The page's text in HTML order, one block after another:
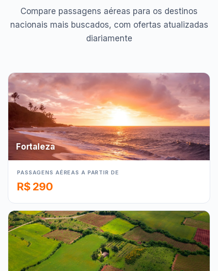
Compare passagens aéreas para os destinos
nacionais mais buscados, com ofertas atualizadas
diariamente
Fortaleza
PASSAGENS AÉREAS A PARTIR DE
R$ 290